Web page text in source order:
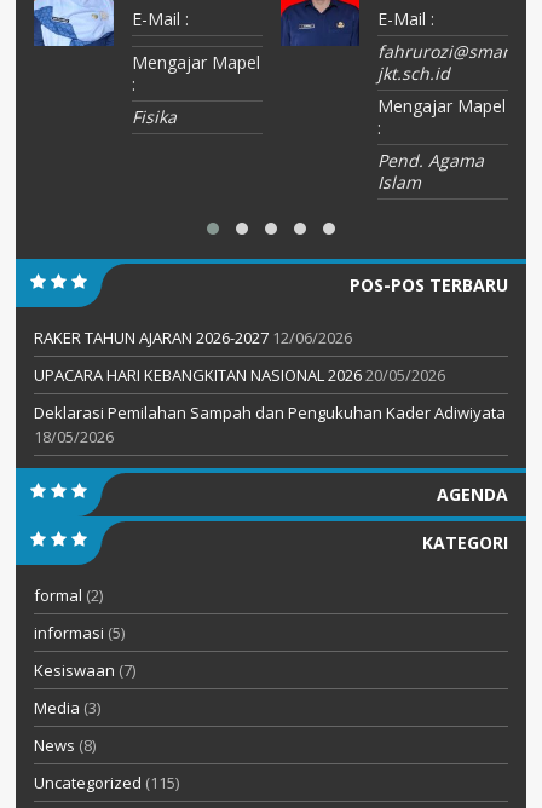
E-Mail :
Mengajar Mapel
:
Fisika
E-Mail :
fahrurozi@sman67-
jkt.sch.id
Mengajar Mapel
:
Pend. Agama
Islam
POS-POS TERBARU
RAKER TAHUN AJARAN 2026-2027 12/06/2026
UPACARA HARI KEBANGKITAN NASIONAL 202620/05/2026
Deklarasi Pemilahan Sampah dan Pengukuhan Kader Adiwiyata
18/05/2026
AGENDA
KATEGORI
formal (2)
informasi (5)
Kesiswaan (7)
Media (3)
News (8)
Uncategorized (115)